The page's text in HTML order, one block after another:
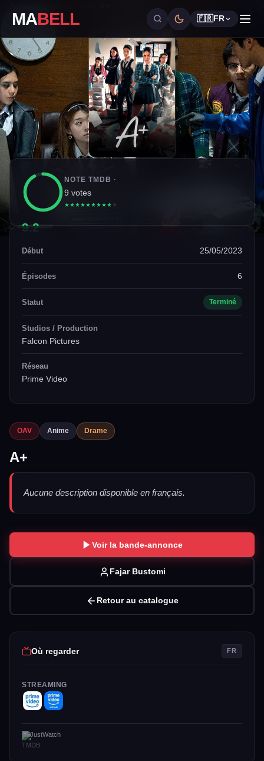
MABELL 🇫🇷 FR
9.2
NOTE TMDB ·
9 votes
★★★★★★★★★ ★
Début 25/05/2023
Épisodes 6
Statut Terminé
Studios / Production
Falcon Pictures
Réseau
Prime Video
OAV Anime Drame
A+
Aucune description disponible en français.
Voir la bande-annonce
Fajar Bustomi
Retour au catalogue
Où regarder FR
STREAMING
JustWatch